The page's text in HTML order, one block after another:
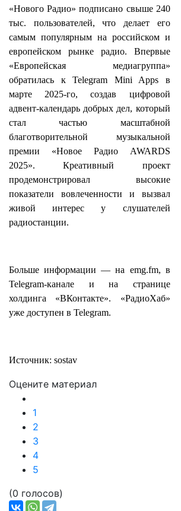
«Нового Радио» подписано свыше 240
тыс. пользователей, что делает его
самым популярным на российском и
европейском рынке радио. Впервые
«Европейская медиагруппа»
обратилась к Telegram Mini Apps в
марте 2025-го, создав цифровой
адвент-календарь добрых дел, который
стал частью масштабной
благотворительной музыкальной
премии «Новое Радио AWARDS
2025». Креативный проект
продемонстрировал высокие
показатели вовлеченности и вызвал
живой интерес у слушателей
радиостанции.
Больше информации — на emg.fm, в
Telegram-канале и на странице
холдинга «ВКонтакте». «РадиоХаб»
уже доступен в Telegram.
Источник: sostav
Оцените материал
1
2
3
4
5
(0 голосов)